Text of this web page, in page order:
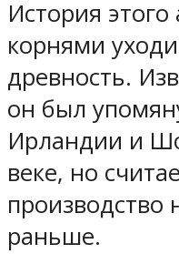
История
корнями
древность.
он был
Ирландии и
веке, но
производство
раньше.